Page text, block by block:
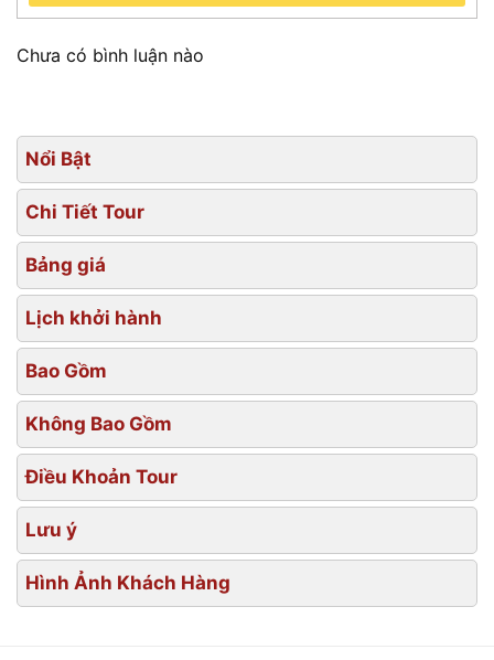
Chưa có bình luận nào
Nổi Bật
Chi Tiết Tour
Bảng giá
Lịch khởi hành
Bao Gồm
Không Bao Gồm
Điều Khoản Tour
Lưu ý
Hình Ảnh Khách Hàng